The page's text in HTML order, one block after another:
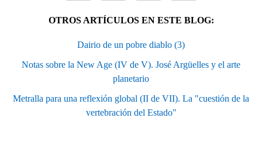
OTROS ARTÍCULOS EN ESTE BLOG:
Dairio de un pobre diablo (3)
Notas sobre la New Age (IV de V). José Argüelles y el arte
planetario
Metralla para una reflexión global (II de VII). La "cuestión de la
vertebración del Estado"